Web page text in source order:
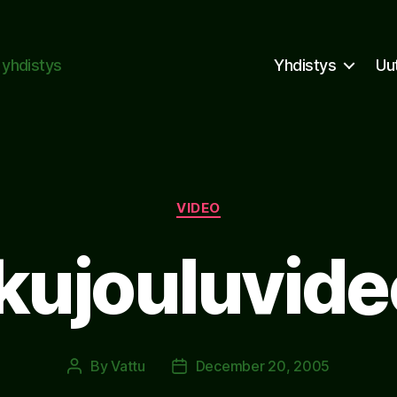
yhdistys Yhdistys
Categories
VIDEO
PostByVattu
PostDecember 20, 2005